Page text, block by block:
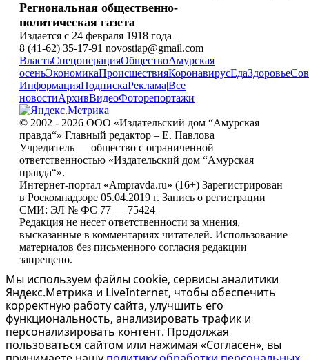
Региональная общественно-
политическая газета
Издается с 24 февраля 1918 года
8 (41-62) 35-17-91 novostiap@gmail.com
ВластьСпецоперацияОбществоАмурская
осеньЭкономикаПроисшествияКоронавирусЕдаЗдоровье
ИнформацияПодпискаРеклама|Все
новостиАрхивВидеоФоторепортажи
© 2002 - 2026 ООО «Издательский дом “Амурская
правда“» Главный редактор – Е. Павлова
Учредитель — общество с ограниченной
ответственностью «Издательский дом “Амурская
правда“».
Интернет-портал «Ampravda.ru» (16+) Зарегистрирован
в Роскомнадзоре 05.04.2019 г. Запись о регистрации
СМИ: ЭЛ № ФС 77 — 75424
Редакция не несет ответственности за мнения,
высказанные в комментариях читателей. Использование
материалов без письменного согласия редакции
запрещено.
Мы используем файлы cookie, сервисы аналитики
Яндекс.Метрика и LiveInternet, чтобы обеспечить
корректную работу сайта, улучшить его
функциональность, анализировать трафик и
персонализировать контент. Продолжая
пользоваться сайтом или нажимая «Согласен», вы